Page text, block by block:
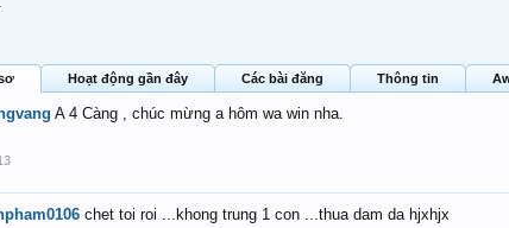
Hoạt động gần đây Các bài đăng Thông tin
A 4 Càng , chúc mừng a hôm wa win nha.
chet toi roi ...khong trung 1 con ...thua dam da hjxhjx